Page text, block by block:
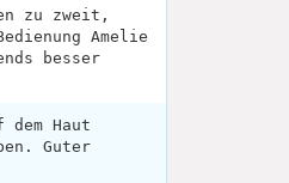
zu zweit,
Amelie
besser
Haut
Guter